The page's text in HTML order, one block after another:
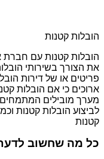
הובלות קטנות
הובלות קטנות עם חברת
את הצורך בשירותי
פריטים או של דירות
ארוכים כי אם הובלות
מערך מובילים
לביצוע הובלות קטנות
קטנות
כל מה שחשוב